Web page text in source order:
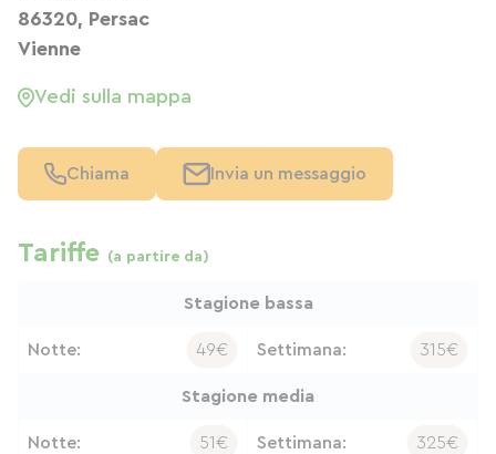
86320, Persac
Vienne
Vedi sulla mappa
Chiama Invia un messaggio
Tariffe (a partire da)
Stagione bassa
Notte: 49€ Settimana: 315€
Stagione media
Notte: 51€ Settimana: 325€